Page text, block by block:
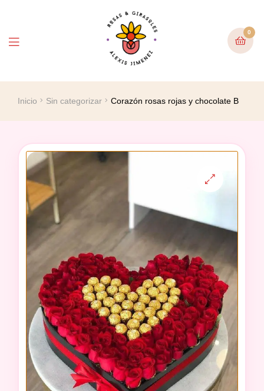
0
Inicio Sin categorizar Corazón rosas rojas y chocolate B